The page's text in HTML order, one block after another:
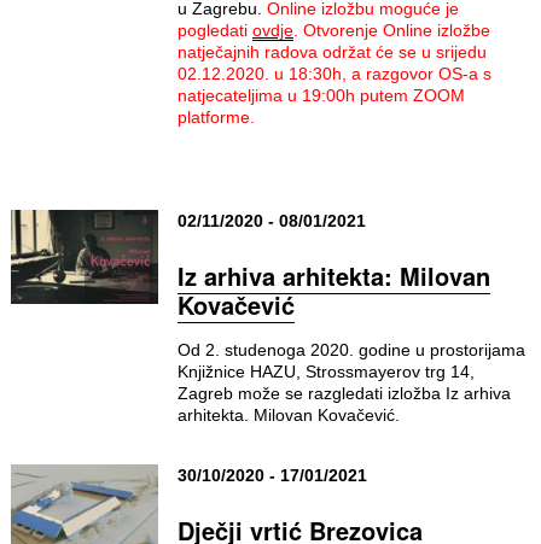
u Zagrebu. Online izložbu moguće je
pogledati ovdje. Otvorenje Online izložbe
natječajnih radova održat će se u srijedu
02.12.2020. u 18:30h, a razgovor OS-a s
natjecateljima u 19:00h putem ZOOM
platforme.
02/11/2020 - 08/01/2021
Iz arhiva arhitekta: Milovan
Kovačević
Od 2. studenoga 2020. godine u prostorijama
Knjižnice HAZU, Strossmayerov trg 14,
Zagreb može se razgledati izložba Iz arhiva
arhitekta. Milovan Kovačević.
30/10/2020 - 17/01/2021
Dječji vrtić Brezovica